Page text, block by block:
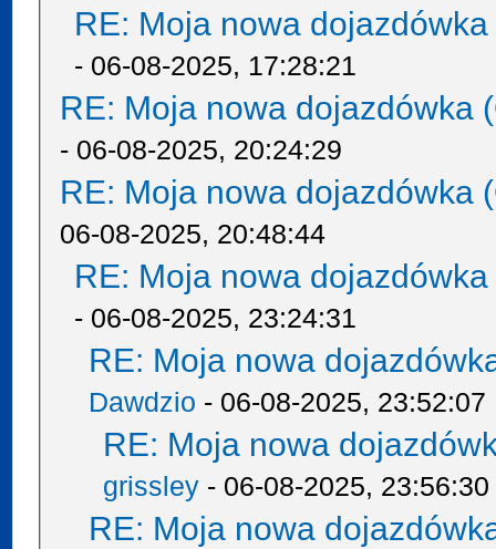
RE: Moja nowa
- 06-08-2025, 17:28:21
RE: Moja nowa dojazdówka
- 06-08-2025, 20:24:29
RE: Moja nowa dojazdówka
06-08-2025, 20:48:44
RE: Moja nowa
- 06-08-2025, 23:24:31
RE: Moja nowa
Dawdzio - 06-08-2025, 23:52:07
RE: Moja nowa
grissley - 06-08-2025, 23:56:30
RE: Moja nowa